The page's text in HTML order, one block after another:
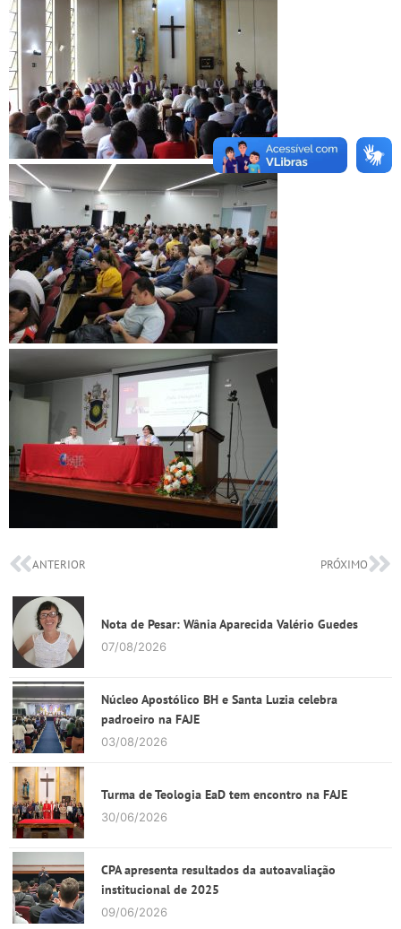
ANTERIOR PRÓXIMO
Nota de Pesar: Wânia Aparecida Valério Guedes
07/08/2026
Núcleo Apostólico BH e Santa Luzia celebra
padroeiro na FAJE
03/08/2026
Turma de Teologia EaD tem encontro na FAJE
30/06/2026
CPA apresenta resultados da autoavaliação
institucional de 2025
09/06/2026